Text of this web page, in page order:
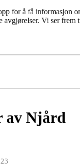
for å få informasjon
avgjørelser. Vi ser frem
av Njård